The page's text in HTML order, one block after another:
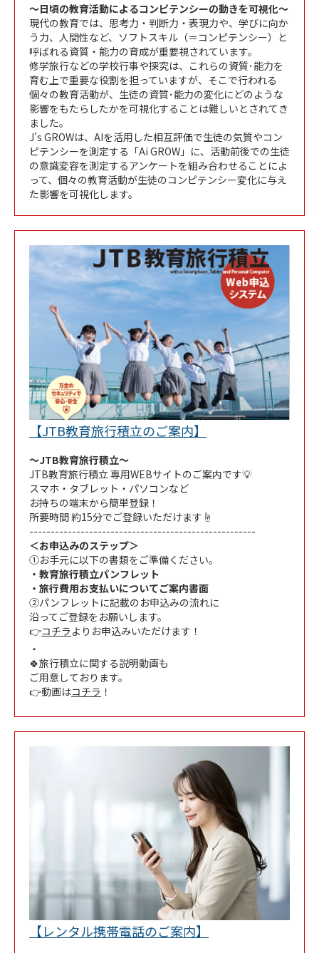
～日頃の教育活動によるコンピテンシーの動きを可視化～
現代の教育では、思考力・判断力・表現力や、学びに向か
う力、人間性など、ソフトスキル（＝コンピテンシー）と
呼ばれる資質・能力の育成が重要視されています。
修学旅行などの学校行事や探究は、これらの資質･能力を
育む上で重要な役割を担っていますが、そこで行われる
個々の教育活動が、生徒の資質･能力の変化にどのような
影響をもたらしたかを可視化することは難しいとされてき
ました。
J's GROWは、AIを活用した相互評価で生徒の気質やコン
ピテンシーを測定する「Ai GROW」に、活動前後での生徒
の意識変容を測定するアンケートを組み合わせることによ
って、個々の教育活動が生徒のコンピテンシー変化に与え
た影響を可視化します。
【JTB教育旅行積立のご案内】
～JTB教育旅行積立～
JTB教育旅行積立 専用WEBサイトのご案内です💡
スマホ・タブレット・パソコンなど
お持ちの端末から簡単登録！
所要時間 約15分でご登録いただけます☝
-----------------------------------------------------
＜お申込みのステップ＞
①お手元に以下の書類をご準備ください。
・教育旅行積立パンフレット
・旅行費用お支払いについてご案内書面
②パンフレットに記載のお申込みの流れに
沿ってご登録をお願いします。
👉コチラ よりお申込みいただけます！
・
🍀旅行積立に関する説明動画も
ご用意しております。
👉動画はコチラ ！
【レンタル携帯電話のご案内】